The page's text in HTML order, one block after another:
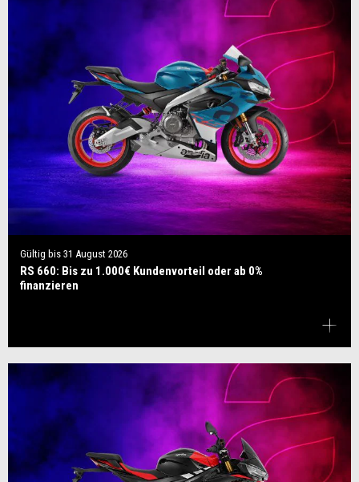
Gültig bis 31 August 2026
RS 660: Bis zu 1.000€ Kundenvorteil oder ab 0%
finanzieren